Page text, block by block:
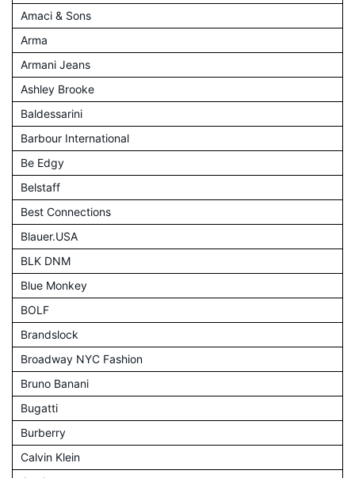
Amaci & Sons
Arma
Armani Jeans
Ashley Brooke
Baldessarini
Barbour International
Be Edgy
Belstaff
Best Connections
Blauer.USA
BLK DNM
Blue Monkey
BOLF
Brandslock
Broadway NYC Fashion
Bruno Banani
Bugatti
Burberry
Calvin Klein